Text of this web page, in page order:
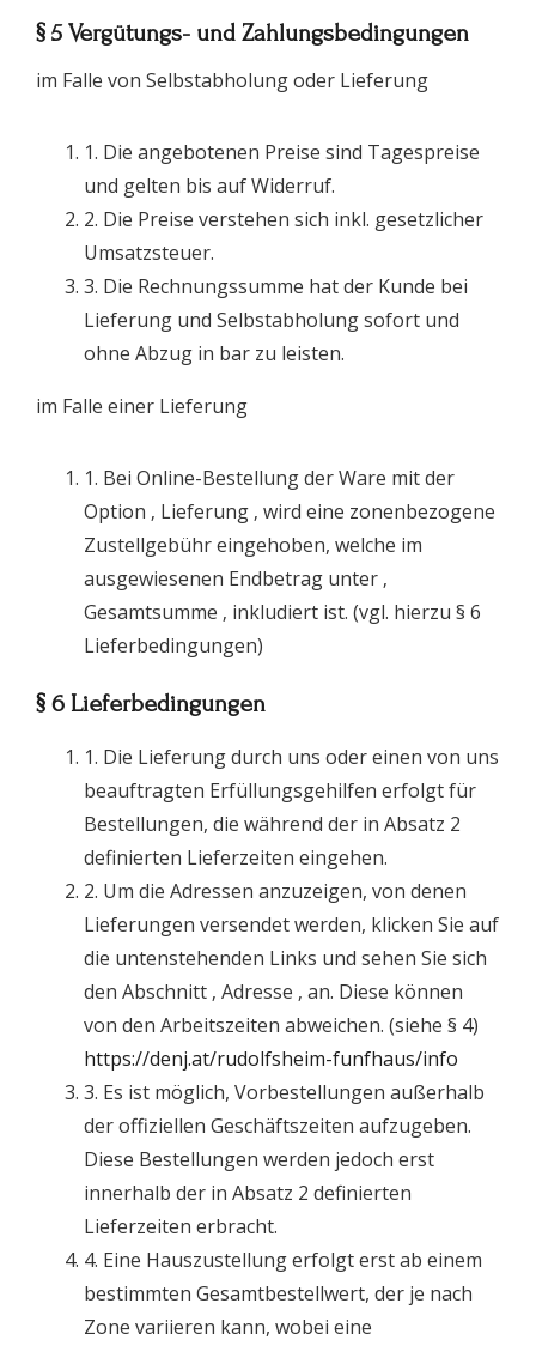
§ 5 Vergütungs- und Zahlungsbedingungen
im Falle von Selbstabholung oder Lieferung
1. Die angebotenen Preise sind Tagespreise
und gelten bis auf Widerruf.
2. Die Preise verstehen sich inkl. gesetzlicher
Umsatzsteuer.
3. Die Rechnungssumme hat der Kunde bei
Lieferung und Selbstabholung sofort und
ohne Abzug in bar zu leisten.
im Falle einer Lieferung
1. Bei Online-Bestellung der Ware mit der
Option ‚ Lieferung ‚ wird eine zonenbezogene
Zustellgebühr eingehoben, welche im
ausgewiesenen Endbetrag unter ‚
Gesamtsumme ‚ inkludiert ist. (vgl. hierzu § 6
Lieferbedingungen)
§ 6 Lieferbedingungen
1. Die Lieferung durch uns oder einen von uns
beauftragten Erfüllungsgehilfen erfolgt für
Bestellungen, die während der in Absatz 2
definierten Lieferzeiten eingehen.
2. Um die Adressen anzuzeigen, von denen
Lieferungen versendet werden, klicken Sie auf
die untenstehenden Links und sehen Sie sich
den Abschnitt ‚ Adresse ‚ an. Diese können
von den Arbeitszeiten abweichen. (siehe § 4)
https://denj.at/rudolfsheim-funfhaus/info
3. Es ist möglich, Vorbestellungen außerhalb
der offiziellen Geschäftszeiten aufzugeben.
Diese Bestellungen werden jedoch erst
innerhalb der in Absatz 2 definierten
Lieferzeiten erbracht.
4. Eine Hauszustellung erfolgt erst ab einem
bestimmten Gesamtbestellwert, der je nach
Zone variieren kann, wobei eine